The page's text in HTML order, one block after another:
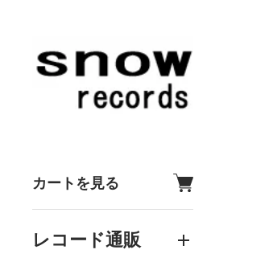
カートを見る
レコード通販